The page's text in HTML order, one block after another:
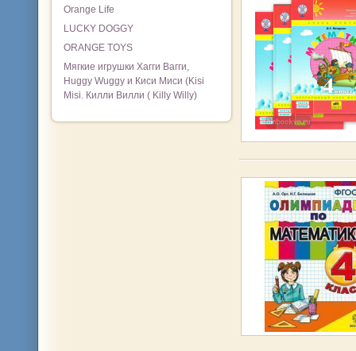
Orange Life
LUCKY DOGGY
ORANGE TOYS
Мягкие игрушки Хагги Вагги,
Huggy Wuggy и Киси Миси (Kisi
Misi. Килли Вилли ( Killy Willy)